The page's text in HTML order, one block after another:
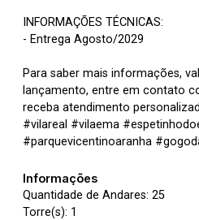
INFORMAÇÕES TÉCNICAS:
- Entrega Agosto/2029
Para saber mais informações,
lançamento, entre em contato
receba atendimento
#vilareal #vilaema
#parquevicentinoaranha
Informações
Quantidade de Andares: 25
Torre(s): 1